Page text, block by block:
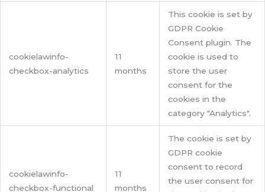
cookielawinfo-
checkbox-analytics
11
months
This cookie is set by
GDPR Cookie
Consent plugin. The
cookie is used to
store the user
consent for the
cookies in the
category "Analytics".
cookielawinfo-
checkbox-functional
11
months
The cookie is set by
GDPR cookie
consent to record
the user consent for